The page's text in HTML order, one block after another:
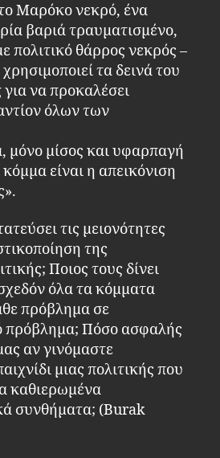
Μαρόκο νεκρό, ένα
βαριά τραυματισμένο,
πολιτικό θάρρος νεκρός –
τα δεινά του
να προκαλέσει
όλων των
μόνο μίσος και υφαρπαγή
είναι η απεικόνιση
τις μειονότητες
της
Ποιος τους δίνει
όλα τα κόμματα
πρόβλημα σε
πρόβλημα; Πόσο ασφαλής
αν γινόμαστε
μιας πολιτικής που
καθιερωμένα
συνθήματα; (Burak